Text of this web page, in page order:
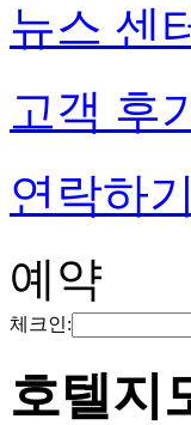
뉴스 센
고객 후
연락하기
예약
체크인:
호텔지